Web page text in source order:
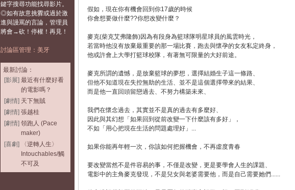
鍵字搜尋功能找尋影片。
◎如有故意挑釁或過於激
進與謾罵的言論，管理員
將會→砍！停權！再見！
討論區管理：美牙
最新討論：
[影展] 最近有什麼好看
的電影嗎？
[劇情] 天下無賊
[劇情] 張越桂
[劇情] 領跑人 (Pace
maker)
[喜劇]
〈逆轉人生〉
Intouchables/觸
不可及
假如，現在你有機會回到你17歲的時候
你會想要做什麼??你想改變什麼？
麥克(柴克艾弗隆飾)因為有段身為籃球隊明星球員的風雲時光，
若當時他沒有放棄最重要的那一場比賽，跑去與懷孕的女友私定終身，
他或許會上大學打籃球校隊，有著無可限量的大好前途。
麥克所謂的遺憾，是放棄籃球的夢想，選擇結婚生子這一條路、
但他不知道現在失控無助的生活、並不是這個選擇帶來的結果、
而是他一直回頭留戀過去、不努力構築未來、
我們在懷念過去，其實並不是真的過去有多麼好、
因此與其幻想「如果回到從前改變一下什麼該有多好」，
不如「用心把現在生活的問題處理好」...
如果你能再年輕一次，你該如何把握機會，不再虛度青春
要改變當然不是件容易的事，不僅是改變，更是要學會人生的課題、
電影中的主角麥克發現，不是兒女與老婆需要他，而是自己需要她們......